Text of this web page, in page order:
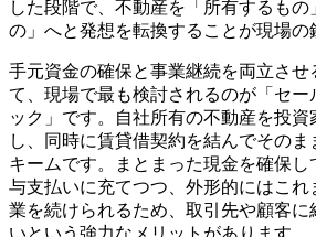
した段階で、不動産を「所有するもの
の」へと発想を転換することが現場の
手元資金の確保と事業継続を両立させ
て、現場で最も検討されるのが「セ
ック」です。自社所有の不動産を投
し、同時に賃貸借契約を結んでその
キームです。まとまった現金を確保
与支払いに充てつつ、外形的にはこれ
業を続けられるため、取引先や顧客に